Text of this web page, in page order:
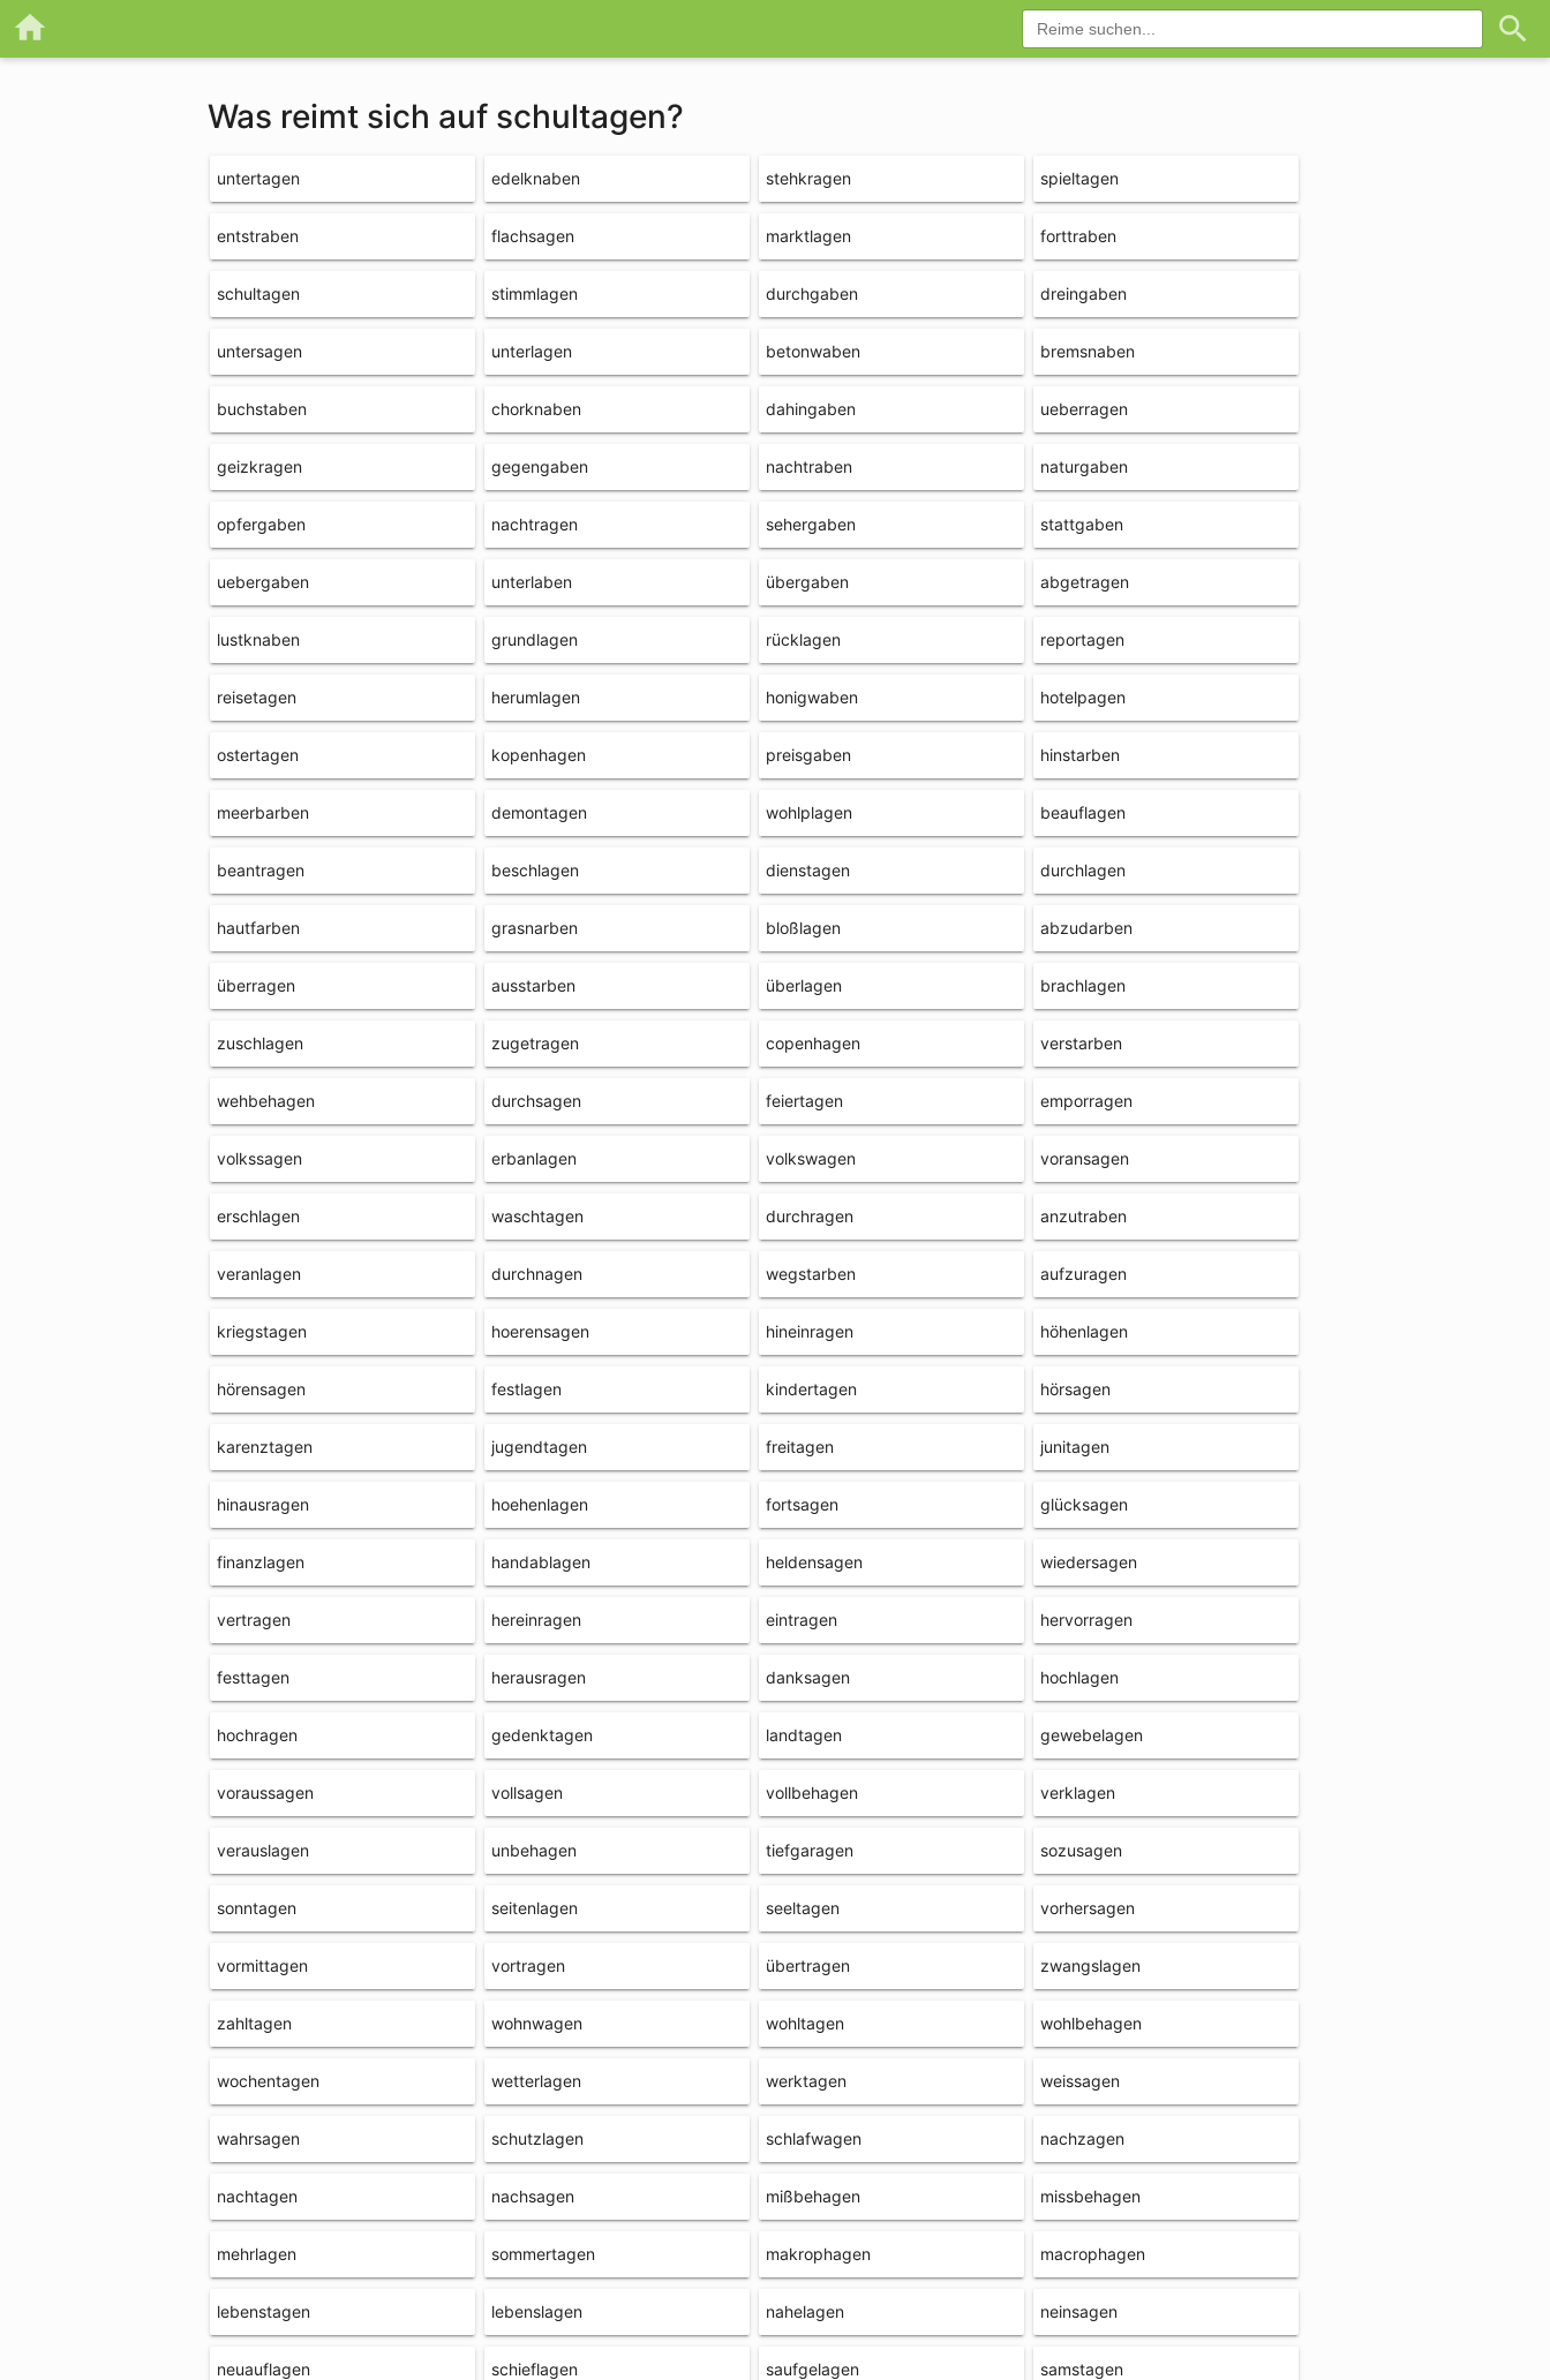
Was reimt sich auf schultagen?
untertagen edelknaben stehkragen spieltagen
entstraben flachsagen marktlagen forttraben
schultagen stimmlagen durchgaben dreingaben
untersagen unterlagen betonwaben bremsnaben
buchstaben chorknaben dahingaben ueberragen
geizkragen gegengaben nachtraben naturgaben
opfergaben nachtragen sehergaben stattgaben
uebergaben unterlaben übergaben abgetragen
lustknaben grundlagen rücklagen reportagen
reisetagen herumlagen honigwaben hotelpagen
ostertagen kopenhagen preisgaben hinstarben
meerbarben demontagen wohlplagen beauflagen
beantragen beschlagen dienstagen durchlagen
hautfarben grasnarben bloßlagen abzudarben
überragen ausstarben überlagen brachlagen
zuschlagen zugetragen copenhagen verstarben
wehbehagen durchsagen feiertagen emporragen
volkssagen erbanlagen volkswagen voransagen
erschlagen waschtagen durchragen anzutraben
veranlagen durchnagen wegstarben aufzuragen
kriegstagen hoerensagen hineinragen höhenlagen
hörensagen festlagen kindertagen hörsagen
karenztagen jugendtagen freitagen junitagen
hinausragen hoehenlagen fortsagen glücksagen
finanzlagen handablagen heldensagen wiedersagen
vertragen hereinragen eintragen hervorragen
festtagen herausragen danksagen hochlagen
hochragen gedenktagen landtagen gewebelagen
voraussagen vollsagen vollbehagen verklagen
verauslagen unbehagen tiefgaragen sozusagen
sonntagen seitenlagen seeltagen vorhersagen
vormittagen vortragen übertragen zwangslagen
zahltagen wohnwagen wohltagen wohlbehagen
wochentagen wetterlagen werktagen weissagen
wahrsagen schutzlagen schlafwagen nachzagen
nachtagen nachsagen mißbehagen missbehagen
mehrlagen sommertagen makrophagen macrophagen
lebenstagen lebenslagen nahelagen neinsagen
neuauflagen schieflagen saufgelagen samstagen